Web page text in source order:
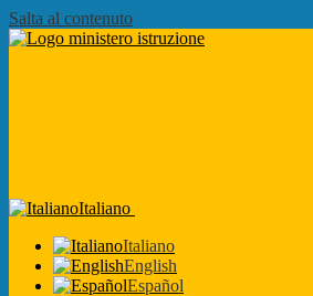
Salta al contenuto
Italiano
Italiano
English
Español